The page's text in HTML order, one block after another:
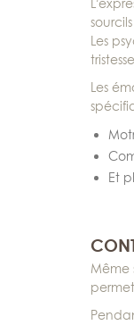
Les
Les
Et
Même